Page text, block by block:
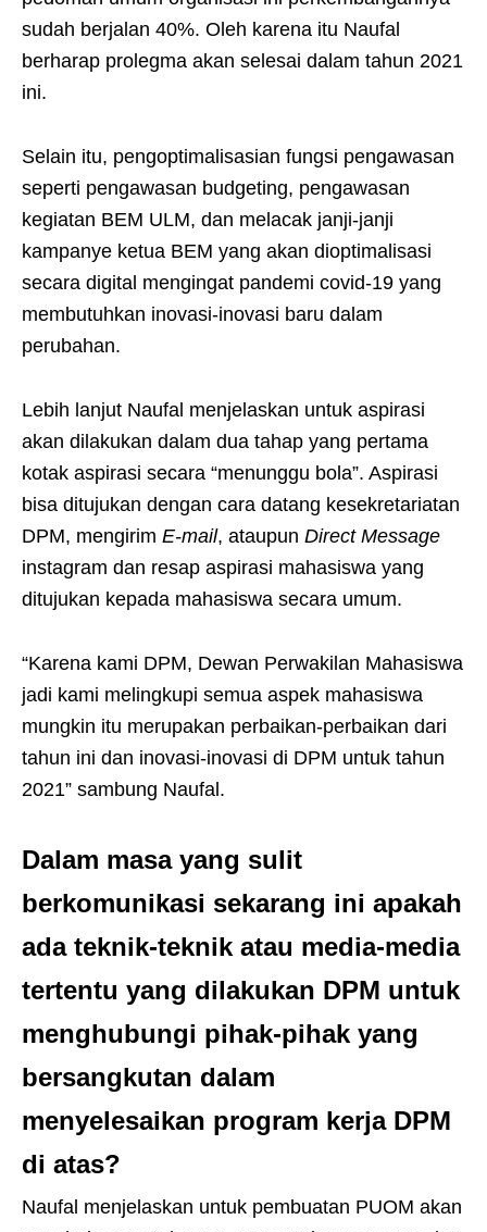
sudah berjalan 40%. Oleh karena itu Naufal
berharap prolegma akan selesai dalam tahun 2021
ini.
Selain itu, pengoptimalisasian fungsi pengawasan
seperti pengawasan budgeting, pengawasan
kegiatan BEM ULM, dan melacak janji-janji
kampanye ketua BEM yang akan dioptimalisasi
secara digital mengingat pandemi covid-19 yang
membutuhkan inovasi-inovasi baru dalam
perubahan.
Lebih lanjut Naufal menjelaskan untuk aspirasi
akan dilakukan dalam dua tahap yang pertama
kotak aspirasi secara “menunggu bola”. Aspirasi
bisa ditujukan dengan cara datang kesekretariatan
DPM, mengirim E-mail, ataupun Direct Message
instagram dan resap aspirasi mahasiswa yang
ditujukan kepada mahasiswa secara umum.
“Karena kami DPM, Dewan Perwakilan Mahasiswa
jadi kami melingkupi semua aspek mahasiswa
mungkin itu merupakan perbaikan-perbaikan dari
tahun ini dan inovasi-inovasi di DPM untuk tahun
2021” sambung Naufal.
Dalam masa yang sulit
berkomunikasi sekarang ini apakah
ada teknik-teknik atau media-media
tertentu yang dilakukan DPM untuk
menghubungi pihak-pihak yang
bersangkutan dalam
menyelesaikan program kerja DPM
di atas?
Naufal menjelaskan untuk pembuatan PUOM akan